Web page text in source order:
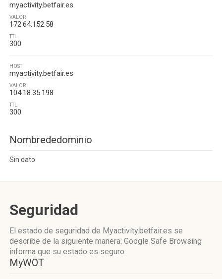
myactivity.betfair.es
VALOR
172.64.152.58
TTL
300
HOST
myactivity.betfair.es
VALOR
104.18.35.198
TTL
300
Nombrededominio
Sin dato
Seguridad
El estado de seguridad de Myactivity.betfair.es se
describe de la siguiente manera: Google Safe Browsing
informa que su estado es seguro.
MyWOT